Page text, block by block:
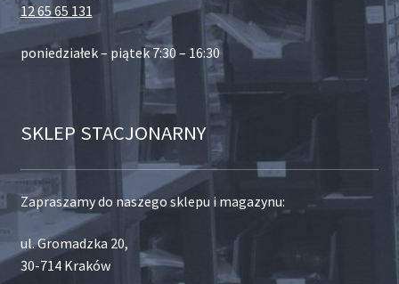
12 65 65 131
poniedziałek – piątek 7:30 – 16:30
SKLEP STACJONARNY
Zapraszamy do naszego sklepu i magazynu:
ul. Gromadzka 20,
30-714 Kraków